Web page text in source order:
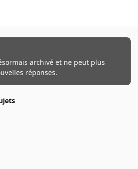
archivé et ne peut plus
réponses.